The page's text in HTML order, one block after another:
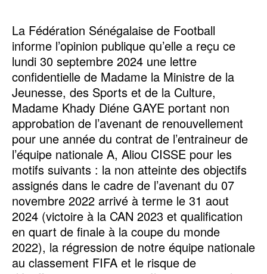
La Fédération Sénégalaise de Football
informe l’opinion publique qu’elle a reçu ce
lundi 30 septembre 2024 une lettre
confidentielle de Madame la Ministre de la
Jeunesse, des Sports et de la Culture,
Madame Khady Diéne GAYE portant non
approbation de l’avenant de renouvellement
pour une année du contrat de l’entraineur de
l’équipe nationale A, Aliou CISSE pour les
motifs suivants : la non atteinte des objectifs
assignés dans le cadre de l’avenant du 07
novembre 2022 arrivé à terme le 31 aout
2024 (victoire à la CAN 2023 et qualification
en quart de finale à la coupe du monde
2022), la régression de notre équipe nationale
au classement FIFA et le risque de